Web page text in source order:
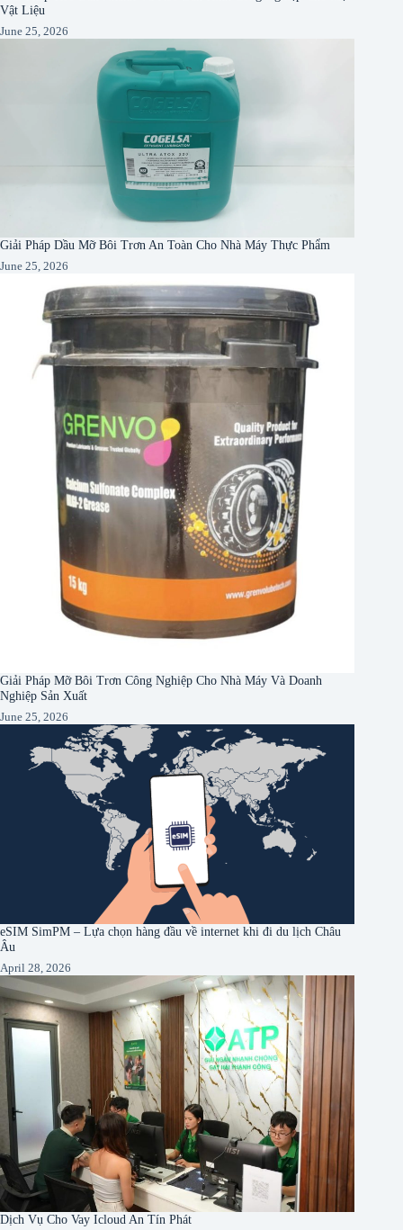
Vật Liệu
June 25, 2026
Giải Pháp Dầu Mỡ Bôi Trơn An Toàn Cho Nhà Máy Thực Phẩm
June 25, 2026
Giải Pháp Mỡ Bôi Trơn Công Nghiệp Cho Nhà Máy Và Doanh
Nghiệp Sản Xuất
June 25, 2026
eSIM SimPM – Lựa chọn hàng đầu về internet khi đi du lịch Châu
Âu
April 28, 2026
Dịch Vụ Cho Vay Icloud An Tín Phát